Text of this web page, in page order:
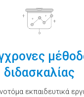
διδασκαλίας
εκπαιδευτικά